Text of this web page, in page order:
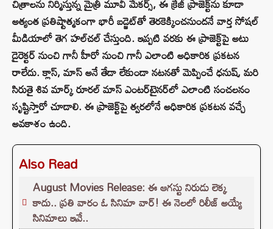
చిత్రాలను నిర్మిస్తున్న మైత్రీ మూవీ మేకర్స్, ఈ క్రేజీ ప్రాజెక్ట్‌ను కూడా
అత్యంత ప్రతిష్టాత్మకంగా భారీ బడ్జెట్‌తో తెరకెక్కించనుందనే వార్త సోషల్
మీడియాలో తెగ హల్‌చల్ చేస్తుంది. ఇప్పటి వరకు ఈ ప్రాజెక్ట్‌పై అటు
డైరెక్టర్ నుంచి గానీ హీరో నుంచి గానీ ఎలాంటి అధికారిక ప్రకటన
రాలేదు. క్లాస్, మాస్ అనే తేడా లేకుండా నటనతో మెప్పించే ధనుష్, మరి
సిరుతై శివ మార్క్ రూరల్ మాస్ ఎంటర్‌టైనర్‌లో ఎలాంటి సంచలనం
సృష్టిస్తారో చూడాలి. ఈ ప్రాజెక్ట్‌పై త్వరలోనే అధికారిక ప్రకటన వచ్చే
అవకాశం ఉంది.
Also Read
August Movies Release: ఈ ఆగస్టు నిరుడు లెక్క
కాదు.. ప్రతి వారం ఓ సినిమా వార్! ఈ నెలలో రిలీజ్ అయ్యే
సినిమాలు ఇవే..